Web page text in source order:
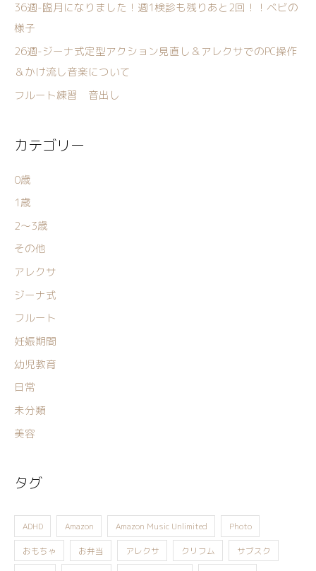
36週-臨月になりました！週1検診も残りあと2回！！ベビの
様子
26週-ジーナ式定型アクション見直し＆アレクサでのPC操作
＆かけ流し音楽について
フルート練習 音出し
カテゴリー
0歳
1歳
2〜3歳
その他
アレクサ
ジーナ式
フルート
妊娠期間
幼児教育
日常
未分類
美容
タグ
ADHD Amazon Amazon Music Unlimited Photo
おもちゃ お弁当 アレクサ クリフム サブスク